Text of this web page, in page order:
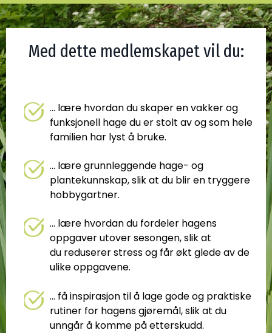
Med dette medlemskapet vil du:
... lære hvordan du skaper en vakker og
funksjonell hage du er stolt av og som hele
familien har lyst å bruke.
... lære grunnleggende hage- og
plantekunnskap, slik at du blir en tryggere
hobbygartner.
... lære hvordan du fordeler hagens
oppgaver utover sesongen, slik at
du reduserer stress og får økt glede av de
ulike oppgavene.
... få inspirasjon til å lage gode og praktiske
rutiner for hagens gjøremål, slik at du
unngår å komme på etterskudd.